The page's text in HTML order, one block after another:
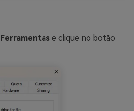
Ferramentas e clique no botão